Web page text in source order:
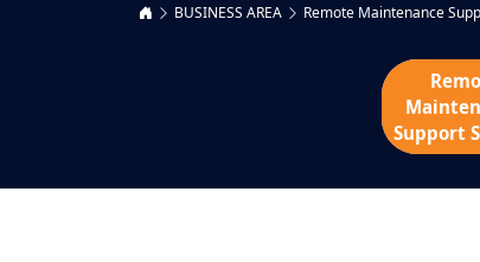
BUSINESS AREA Remote Maintenance
Support